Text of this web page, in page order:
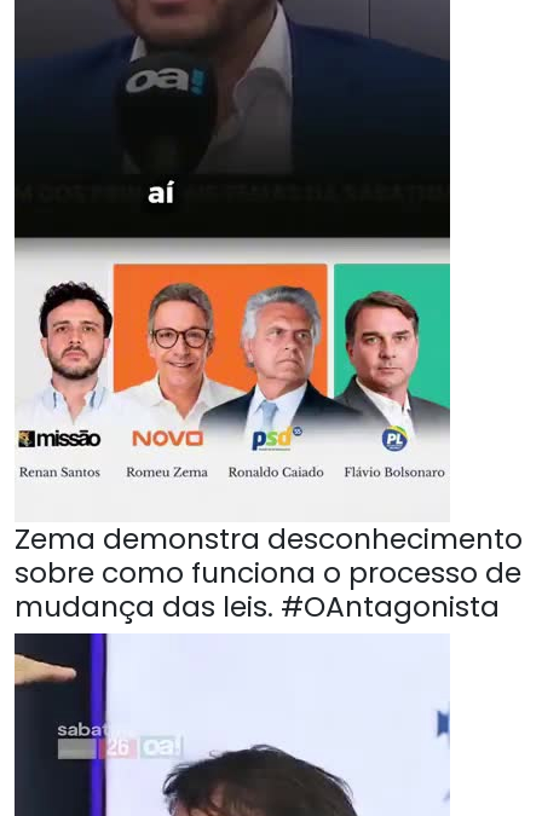
Zema demonstra desconhecimento
sobre como funciona o processo de
mudança das leis. #OAntagonista